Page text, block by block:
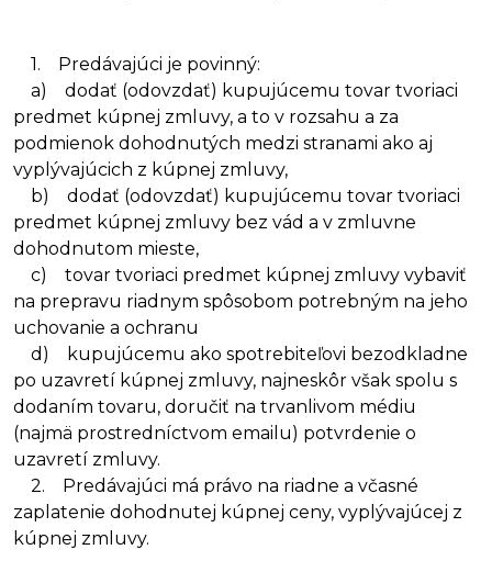
1. Predávajúci je povinný:
a) dodať (odovzdať) kupujúcemu tovar tvoriaci
predmet kúpnej zmluvy, a to v rozsahu a za
podmienok dohodnutých medzi stranami ako aj
vyplývajúcich z kúpnej zmluvy,
b) dodať (odovzdať) kupujúcemu tovar tvoriaci
predmet kúpnej zmluvy bez vád a v zmluvne
dohodnutom mieste,
c) tovar tvoriaci predmet kúpnej zmluvy vybaviť
na prepravu riadnym spôsobom potrebným na jeho
uchovanie a ochranu
d) kupujúcemu ako spotrebiteľovi bezodkladne
po uzavretí kúpnej zmluvy, najneskôr však spolu s
dodaním tovaru, doručiť na trvanlivom médiu
(najmä prostredníctvom emailu) potvrdenie o
uzavretí zmluvy.
2. Predávajúci má právo na riadne a včasné
zaplatenie dohodnutej kúpnej ceny, vyplývajúcej z
kúpnej zmluvy.